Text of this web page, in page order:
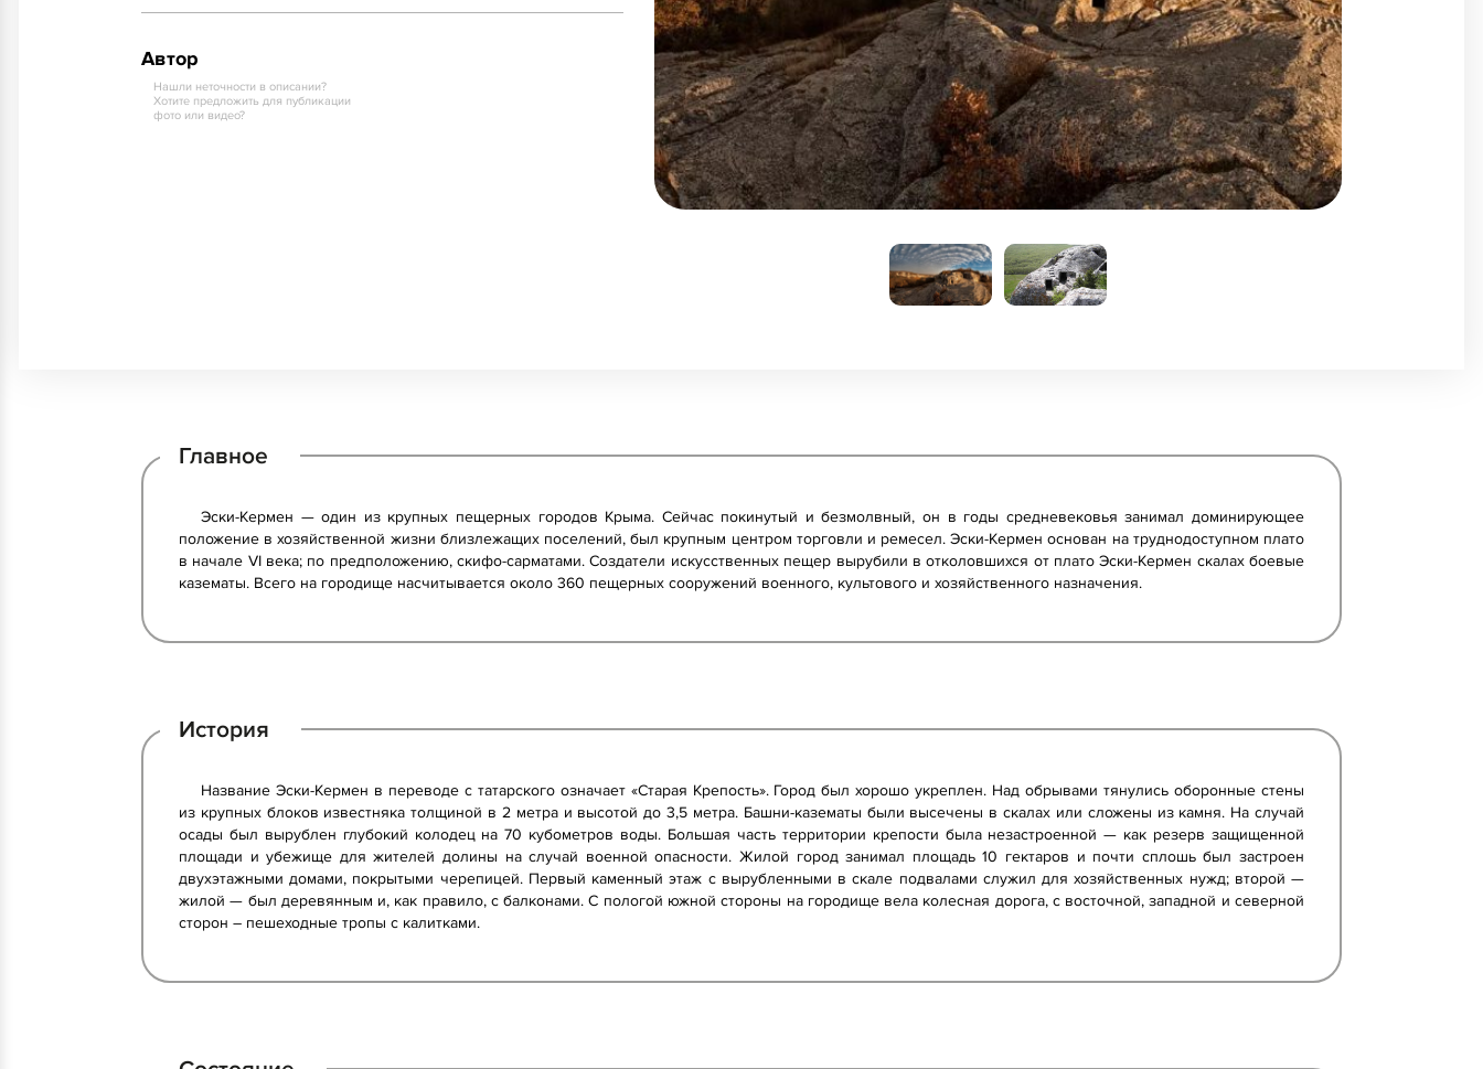
Автор
Нашли неточности в описании?
Хотите предложить для публикации
фото или видео?
Главное
Эски-Кермен — один из крупных пещерных городов Крыма. Сейчас покинутый и безмолвный, он в годы средневековья занимал доминирующее
положение в хозяйственной жизни близлежащих поселений, был крупным центром торговли и ремесел. Эски-Кермен основан на труднодоступном плато
в начале VI века; по предположению, скифо-сарматами. Создатели искусственных пещер вырубили в отколовшихся от плато Эски-Кермен скалах боевые
казематы. Всего на городище насчитывается около 360 пещерных сооружений военного, культового и хозяйственного назначения.
История
Название Эски-Кермен в переводе с татарского означает «Старая Крепость». Город был хорошо укреплен. Над обрывами тянулись оборонные стены
из крупных блоков известняка толщиной в 2 метра и высотой до 3,5 метра. Башни-казематы были высечены в скалах или сложены из камня. На случай
осады был вырублен глубокий колодец на 70 кубометров воды. Большая часть территории крепости была незастроенной — как резерв защищенной
площади и убежище для жителей долины на случай военной опасности. Жилой город занимал площадь 10 гектаров и почти сплошь был застроен
двухэтажными домами, покрытыми черепицей. Первый каменный этаж с вырубленными в скале подвалами служил для хозяйственных нужд; второй —
жилой — был деревянным и, как правило, с балконами. С пологой южной стороны на городище вела колесная дорога, с восточной, западной и северной
сторон – пешеходные тропы с калитками.